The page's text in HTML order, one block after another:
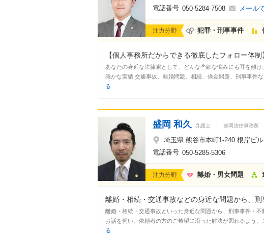
電話番号 050-5284-7508 メール
注力分野 犯罪・刑事事件
【個人事務所だからできる徹底したフォロー体
あなたの身近な法律家として、どんな些細な悩みにも耳を傾
確かな実績 交通事故、離婚問題、相続、借金問題、刑事事件
る
盛岡 和久 弁護士 盛岡法律事務所
埼玉県 熊谷市本町1-240 根岸ビ
電話番号 050-5285-5306
注力分野 離婚・男女問題
離婚・相続・交通事故などの身近な問題から、刑
離婚・相続・交通事故といった身近な問題から、刑事事件・
お話を伺い、依頼者の方のご希望に沿った解決が図れるよう
る